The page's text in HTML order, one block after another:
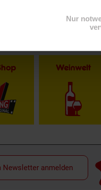
Nur
Weinwelt
Newsletter anmelden